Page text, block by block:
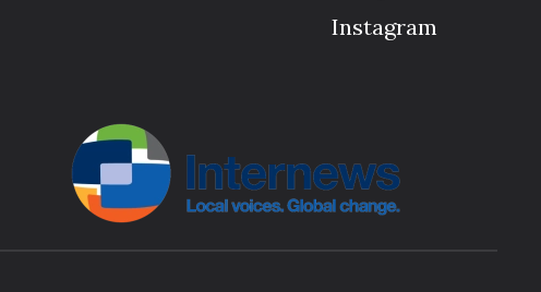
Instagram